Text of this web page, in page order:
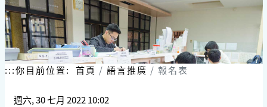
跳
到
主
要
內
容
區
:::你目前位置: 首頁 語言推廣 報名表
週六, 30 七月 2022 10:02